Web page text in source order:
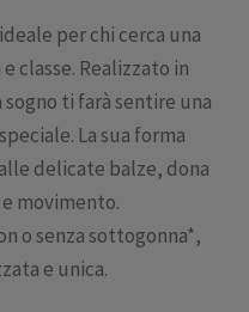
per chi cerca una
classe. Realizzato in
ti farà sentire una
La sua forma
delicate balze, dona
movimento.
o senza sottogonna*,
e unica.